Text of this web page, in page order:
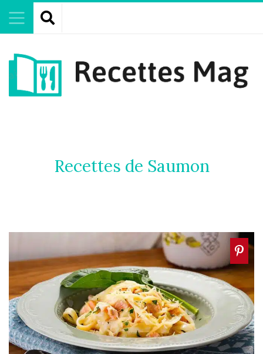
Recettes de Saumon